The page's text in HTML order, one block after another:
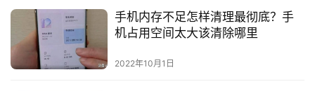
手机内存不足怎样清理最彻底？手
机占用空间太大该清除哪里
2022年10月1日